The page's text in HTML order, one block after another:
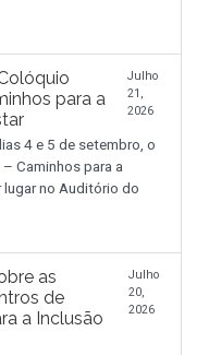
para a
Julho
21,
2026
4 e 5 de setembro, o
Caminhos para a
lugar no Auditório do
as
de
a Inclusão
Julho
20,
2026